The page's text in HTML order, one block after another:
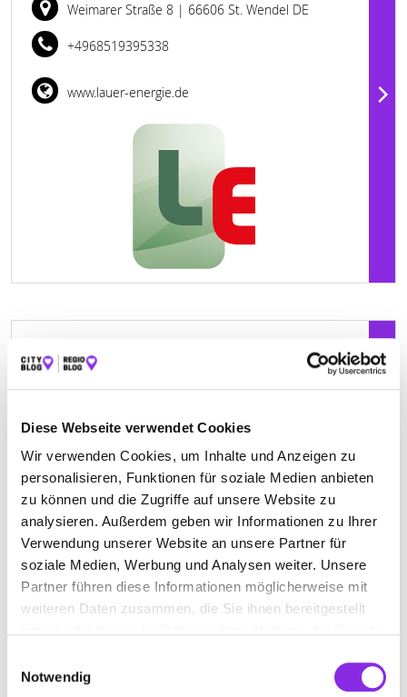
Diese Webseite verwendet Cookies
Wir verwenden Cookies, um Inhalte und Anzeigen zu
personalisieren, Funktionen für soziale Medien anbieten
zu können und die Zugriffe auf unsere Website zu
analysieren. Außerdem geben wir Informationen zu Ihrer
Verwendung unserer Website an unsere Partner für
soziale Medien, Werbung und Analysen weiter. Unsere
Partner führen diese Informationen möglicherweise mit
weiteren Daten zusammen, die Sie ihnen bereitgestellt
Notwendig
Weimarer Straße 8 | 66606 St. Wendel DE
+4968519395338
www.lauer-energie.de
GRÜNEWALD HEIZÖL
Am Bommersbacher Hof 14| 66359 Bous DE
+4968342391
gruenewald-heizoel.weblocator.de